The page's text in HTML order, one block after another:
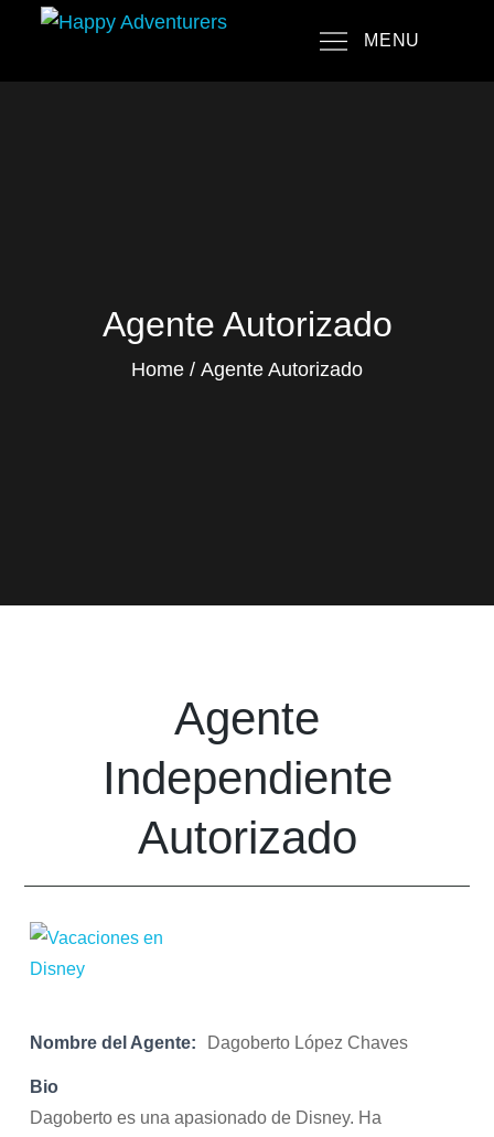
content
MENU
Agente Autorizado
Home Agente Autorizado
Agente
Independiente
Autorizado
Nombre del Agente: Dagoberto López Chaves
Bio
Dagoberto es una apasionado de Disney. Ha